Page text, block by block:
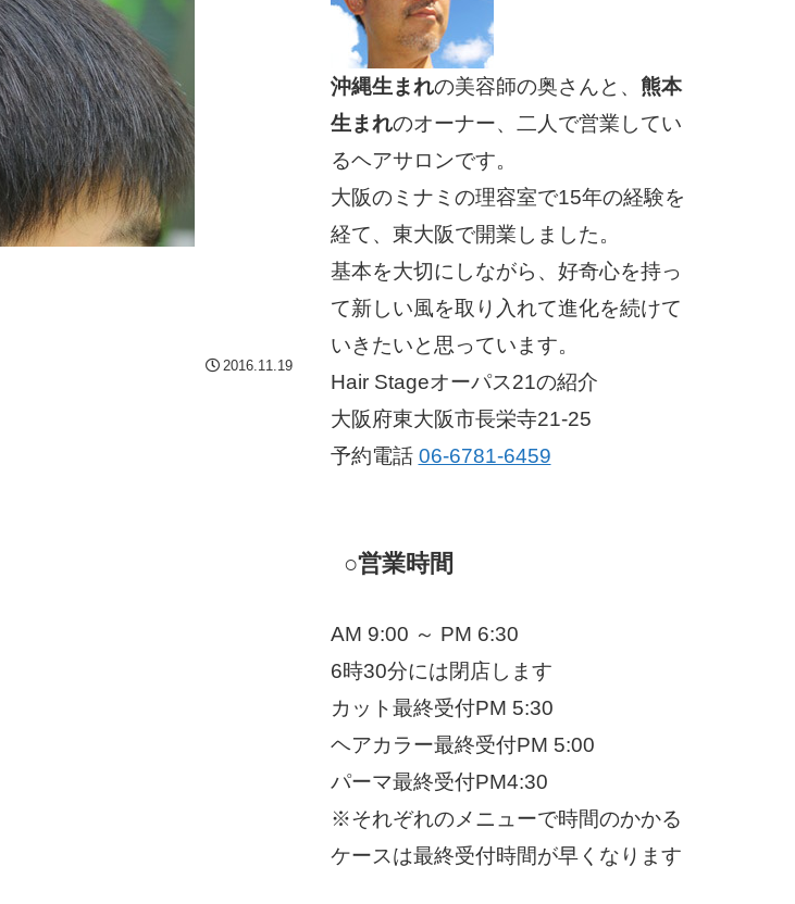
2016.11.19
沖縄生まれの美容師の奥さんと、 熊本
生まれのオーナー、二人で営業してい
るヘアサロンです。
大阪のミナミの理容室で15年の経験を
経て、東大阪で開業しました。
基本を大切にしながら、好奇心を持っ
て新しい風を取り入れて進化を続けて
いきたいと思っています。
Hair Stageオーパス21の紹介
大阪府東大阪市長栄寺21-25
予約電話 06-6781-6459
○営業時間
AM 9:00 ～ PM 6:30
6時30分には閉店します
カット最終受付PM 5:30
ヘアカラー最終受付PM 5:00
パーマ最終受付PM4:30
※それぞれのメニューで時間のかかる
ケースは最終受付時間が早くなります